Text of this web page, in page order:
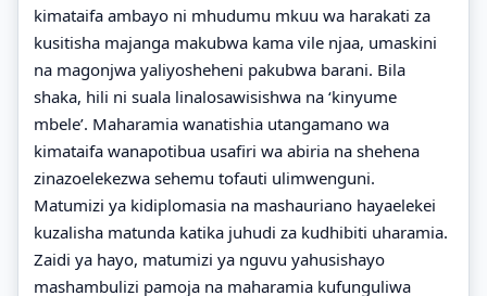
kimataifa ambayo ni mhudumu mkuu wa harakati za
kusitisha majanga makubwa kama vile njaa, umaskini
na magonjwa yaliyosheheni pakubwa barani. Bila
shaka, hili ni suala linalosawisishwa na ‘kinyume
mbele’. Maharamia wanatishia utangamano wa
kimataifa wanapotibua usafiri wa abiria na shehena
zinazoelekezwa sehemu tofauti ulimwenguni.
Matumizi ya kidiplomasia na mashauriano hayaelekei
kuzalisha matunda katika juhudi za kudhibiti uharamia.
Zaidi ya hayo, matumizi ya nguvu yahusishayo
mashambulizi pamoja na maharamia kufunguliwa